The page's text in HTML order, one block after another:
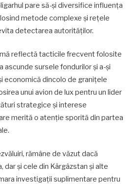
pare să-și diversifice influența
metode complexe și rețele
detectarea autorităților.
reflectă tacticile frecvent folosite
ascunde sursele fondurilor și a-și
economică dincolo de granițele
unui avion de lux pentru un lider
strategice și interese
merită o atenție sporită din partea
rămâne de văzut dacă
și cele din Kârgâzstan și alte
investigații suplimentare pentru